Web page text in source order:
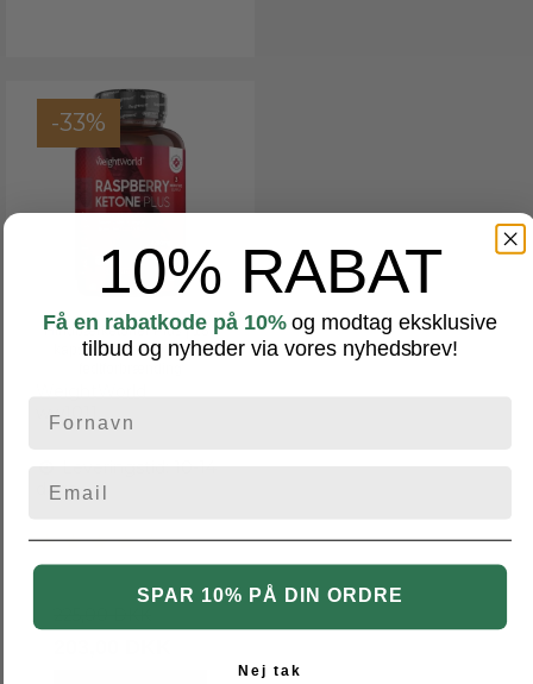
-33%
Hindbærketoner Plus | 180
kapsler | Til stofskifte og
ww1011
dage
10% RABAT
Få en rabatkode på 10%og modtag eksklusive
tilbud og nyheder via vores nyhedsbrev!
SPAR 10% PÅ DIN ORDRE
Nej tak